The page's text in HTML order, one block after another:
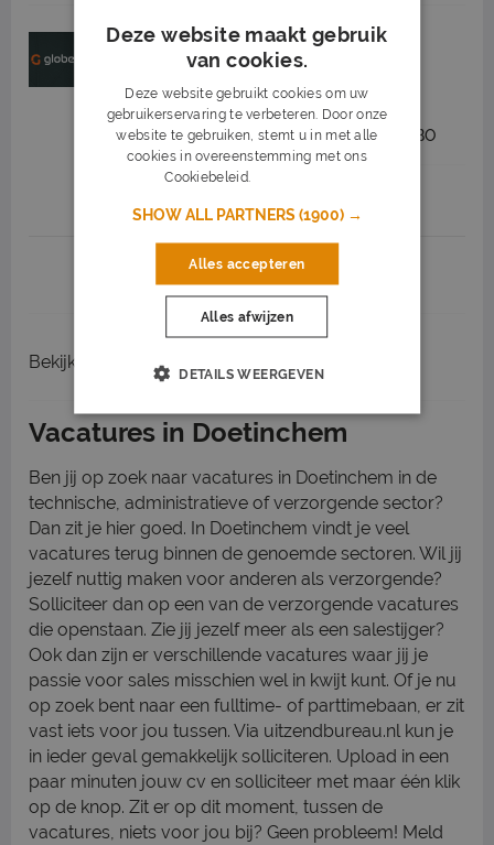
Meewerkend voorman
Groenvoorziening
Globen Doetinchem
3.000 tot 3.400 32 - 40 uur MBO
3 Volgende >
Bekijk recent gesloten vacatures
Vacatures in Doetinchem
Ben jij op zoek naar vacatures in Doetinchem in de
technische, administratieve of verzorgende sector?
Dan zit je hier goed. In Doetinchem vindt je veel
vacatures terug binnen de genoemde sectoren. Wil jij
jezelf nuttig maken voor anderen als verzorgende?
Solliciteer dan op een van de verzorgende vacatures
die openstaan. Zie jij jezelf meer als een salestijger?
Ook dan zijn er verschillende vacatures waar jij je
passie voor sales misschien wel in kwijt kunt. Of je nu
op zoek bent naar een fulltime- of parttimebaan, er zit
vast iets voor jou tussen. Via uitzendbureau.nl kun je
in ieder geval gemakkelijk solliciteren. Upload in een
paar minuten jouw cv en solliciteer met maar één klik
op de knop. Zit er op dit moment, tussen de
vacatures, niets voor jou bij? Geen probleem! Meld
Deze website maakt gebruik
van cookies.
Deze website gebruikt cookies om uw
gebruikerservaring te verbeteren. Door onze
website te gebruiken, stemt u in met alle
cookies in overeenstemming met ons
Cookiebeleid.
SHOW ALL PARTNERS(1900) →
Alles accepteren
Alles afwijzen
DETAILS WEERGEVEN